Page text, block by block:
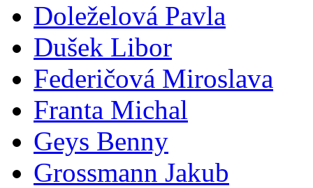
Doleželová Pavla
Dušek Libor
Federičová Miroslava
Franta Michal
Geys Benny
Grossmann Jakub